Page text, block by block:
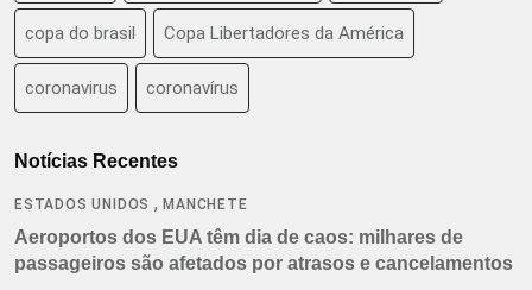
copa do brasil Copa Libertadores da América
coronavirus coronavírus
Notícias Recentes
ESTADOS UNIDOS ,MANCHETE
Aeroportos dos EUA têm dia de caos: milhares de
passageiros são afetados por atrasos e cancelamentos